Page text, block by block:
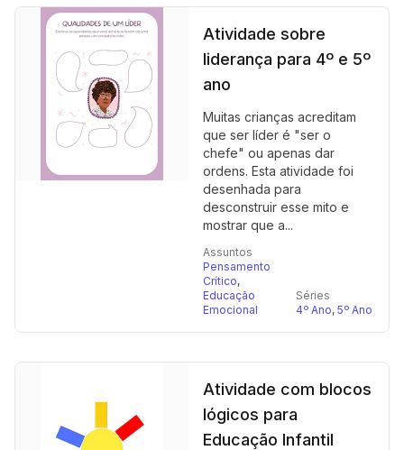
Atividade sobre
liderança para 4º e 5º
ano
Muitas crianças acreditam
que ser líder é "ser o
chefe" ou apenas dar
ordens. Esta atividade foi
desenhada para
desconstruir esse mito e
mostrar que a...
Assuntos
Pensamento
Crítico,
Educação
Emocional
Séries
4º Ano, 5º Ano
Atividade com blocos
lógicos para
Educação Infantil